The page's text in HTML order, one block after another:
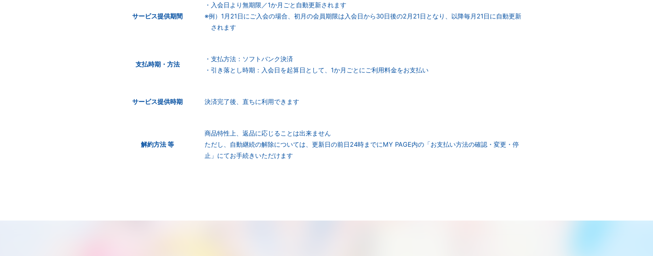
サービス提供期間
・入会日より無期限／1か月ごと自動更新されます
※例）1月21日にご入会の場合、初月の会員期限は入会日から30日後の2月21日となり、以降毎月21日に自動更新
されます
支払時期・ 方法
・支払方法：ソフトバンク決済
・引き落とし時期：入会日を起算日として、1か月ごとにご利用料金をお支払い
サービス提供時期 決済完了後、直ちに利用できます
解約方法 等
商品特性上、返品に応じることは出来ません
ただし、自動継続の解除については、更新日の前日24時までにMY PAGE内の「お支払い方法の確認・変更・停
止」にてお手続きいただけます